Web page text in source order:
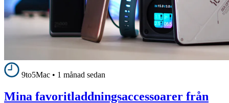
9to5Mac • 1 månad sedan
Mina favoritladdningsaccessoarer från